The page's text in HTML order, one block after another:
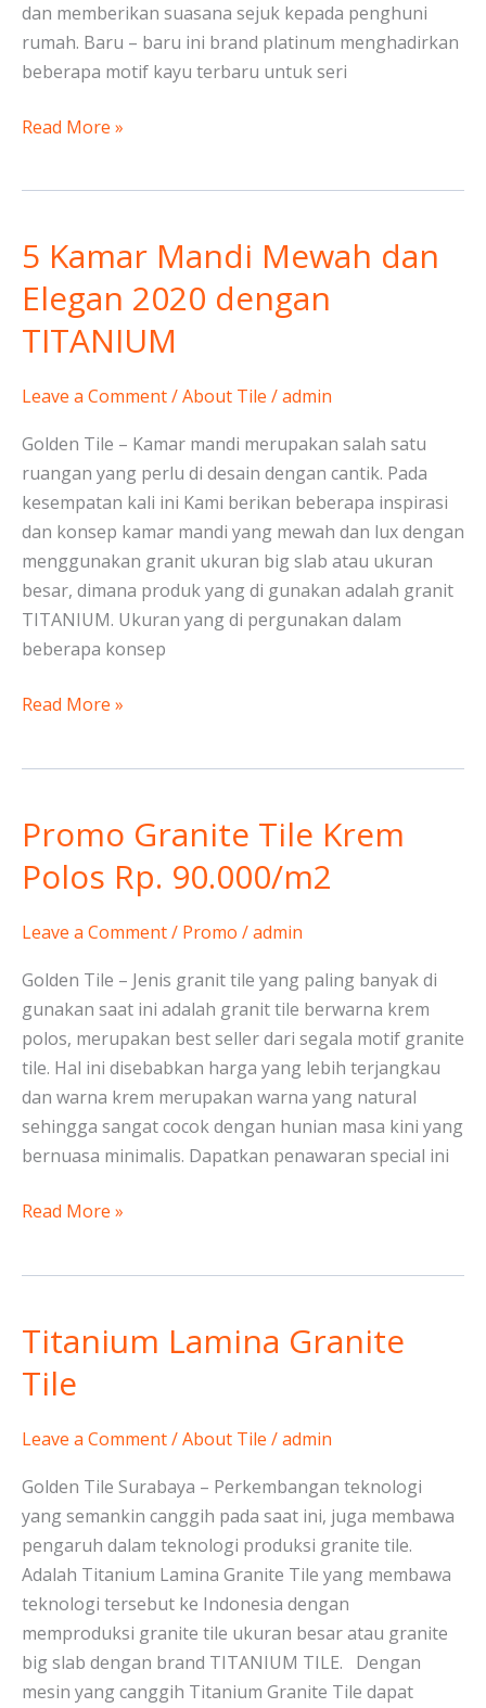
dan memberikan suasana sejuk kepada penghuni
rumah. Baru – baru ini brand platinum menghadirkan
beberapa motif kayu terbaru untuk seri
Read More »
5 Kamar Mandi Mewah dan
Elegan 2020 dengan
TITANIUM
Leave a Comment/About Tile /admin
Golden Tile – Kamar mandi merupakan salah satu
ruangan yang perlu di desain dengan cantik. Pada
kesempatan kali ini Kami berikan beberapa inspirasi
dan konsep kamar mandi yang mewah dan lux dengan
menggunakan granit ukuran big slab atau ukuran
besar, dimana produk yang di gunakan adalah granit
TITANIUM. Ukuran yang di pergunakan dalam
beberapa konsep
5
Mandi
Mewah
Elegan
dengan
TITANIUM
Read More »
Promo Granite Tile Krem
Polos Rp. 90.000/m2
Leave a Comment/ Promo /admin
Golden Tile – Jenis granit tile yang paling banyak di
gunakan saat ini adalah granit tile berwarna krem
polos, merupakan best seller dari segala motif granite
tile. Hal ini disebabkan harga yang lebih terjangkau
dan warna krem merupakan warna yang natural
sehingga sangat cocok dengan hunian masa kini yang
bernuasa minimalis. Dapatkan penawaran special ini
Promo
Tile
Polos
Rp.
90.000/m2
Read More »
Titanium Lamina Granite
Tile
Leave a Comment/About Tile /admin
Golden Tile Surabaya – Perkembangan teknologi
yang semankin canggih pada saat ini, juga membawa
pengaruh dalam teknologi produksi granite tile.
Adalah Titanium Lamina Granite Tile yang membawa
teknologi tersebut ke Indonesia dengan
memproduksi granite tile ukuran besar atau granite
big slab dengan brand TITANIUM TILE. Dengan
mesin yang canggih Titanium Granite Tile dapat
Titanium
Granite